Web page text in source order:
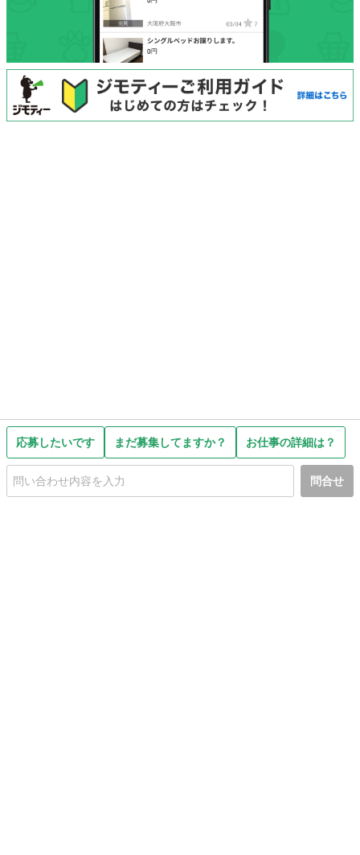
応募したいです まだ募集してますか？ お仕事の詳細は？
問合せ